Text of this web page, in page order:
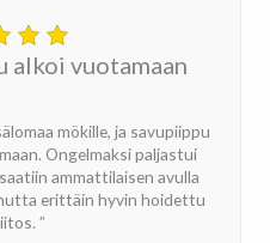
alkoi vuotamaan
mökille, ja savupiippu
Ongelmaksi paljastui
ammattilaisen avulla
erittäin hyvin hoidettu
”